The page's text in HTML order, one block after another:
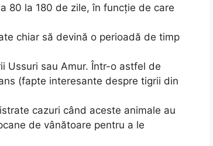
80 la 180 de zile, în funcție de care
chiar să devină o perioadă de timp
Ussuri sau Amur. Într-o astfel de
(fapte interesante despre tigrii din
cazuri când aceste animale au
de vânătoare pentru a le